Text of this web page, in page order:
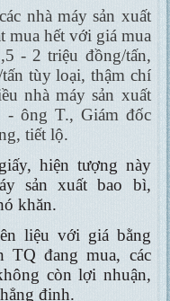
nhà máy sản xuất
mua hết với giá mua
- 2 triệu đồng/tấn,
tùy loại, thậm chí
nhà máy sản xuất
ông T., Giám đốc
tiết lộ.
hiện tượng này
sản xuất bao bì,
khăn.
liệu với giá bằng
TQ đang mua, các
còn lợi nhuận,
định.